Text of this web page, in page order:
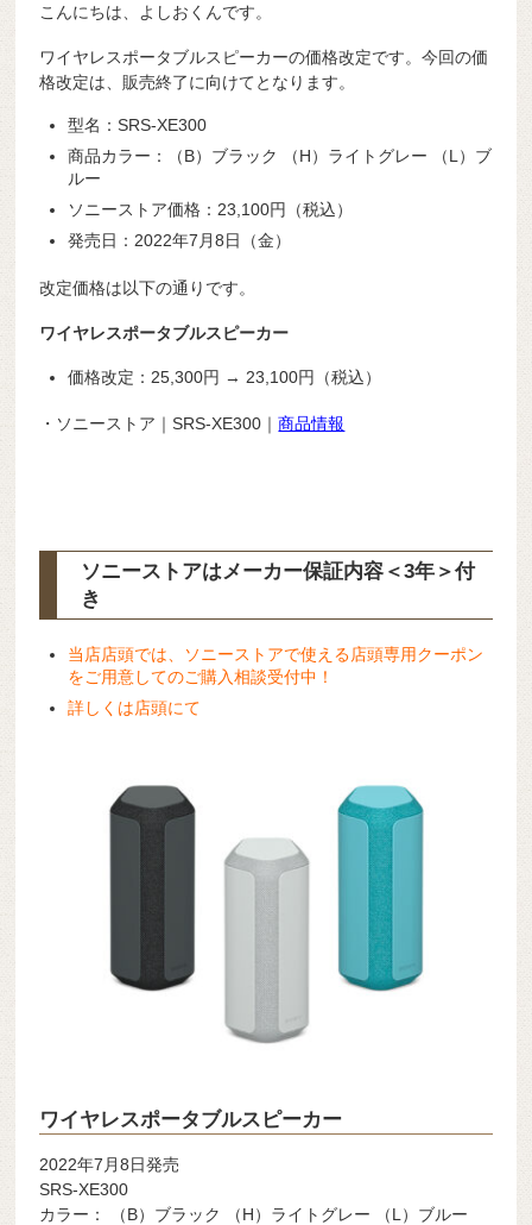
こんにちは、よしおくんです。
ワイヤレスポータブルスピーカーの価格改定です。今回の価
格改定は、販売終了に向けてとなります。
型名：SRS-XE300
商品カラー：（B）ブラック （H）ライトグレー （L）ブ
ルー
ソニーストア価格：23,100円（税込）
発売日：2022年7月8日（金）
改定価格は以下の通りです。
ワイヤレスポータブルスピーカー
価格改定：25,300円 → 23,100円（税込）
・ソニーストア｜SRS-XE300｜商品情報
ソニーストアはメーカー保証内容 ＜3年＞付
き
当店店頭では、ソニーストアで使える店頭専用クーポン
をご用意してのご購入相談受付中！
詳しくは店頭にて
ワイヤレスポータブルスピーカー
2022年7月8日発売
SRS-XE300
カラー： （B）ブラック （H）ライトグレー （L）ブルー